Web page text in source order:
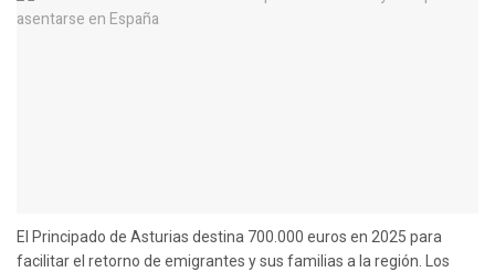
El Principado de Asturias destina 700.000 euros en 2025 para
facilitar el retorno de emigrantes y sus familias a la región. Los